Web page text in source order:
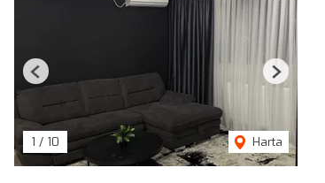
1 / 10 Harta
Previous Next